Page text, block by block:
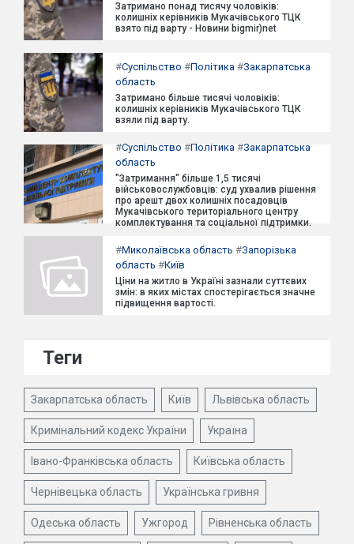
Затримано понад тисячу чоловіків:
колишніх керівників Мукачівського ТЦК
взято під варту - Новини bigmir)net
#Суспільство #Політика #Закарпатська
область
Затримано більше тисячі чоловіків:
колишніх керівників Мукачівського ТЦК
взяли під варту.
#Суспільство #Політика #Закарпатська
область
"Затримання" більше 1,5 тисячі
військовослужбовців: суд ухвалив рішення
про арешт двох колишніх посадовців
Мукачівського територіального центру
комплектування та соціальної підтримки.
#Миколаївська область #Запорізька
область #Київ
Ціни на житло в Україні зазнали суттєвих
змін: в яких містах спостерігається значне
підвищення вартості.
Теги
Закарпатська область Київ Львівська область
Кримінальний кодекс України Україна
Івано-Франківська область Київська область
Чернівецька область Українська гривня
Одеська область Ужгород Рівненська область